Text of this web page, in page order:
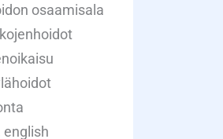
osaamisala
english